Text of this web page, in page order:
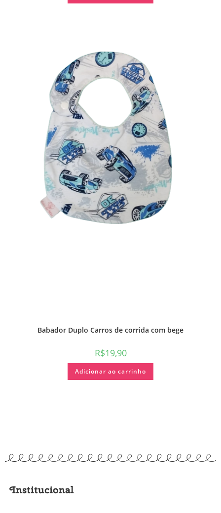
Babador Duplo Carros de corrida com bege
R$19,90
Adicionar ao carrinho
Institucional